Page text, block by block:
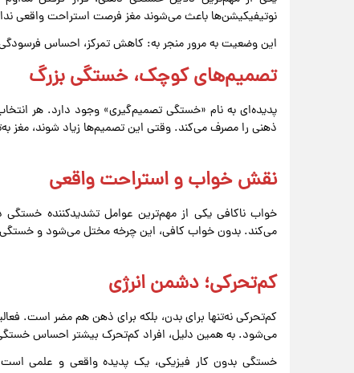
نوتیفیکیشن‌ها باعث می‌شوند مغز فرصت استراحت واقعی
این وضعیت به مرور منجر به: کاهش تمرکز، احساس
تصمیم‌های کوچک، خستگی بزرگ
پدیده‌ای به نام «خستگی تصمیم‌گیری» وجود دارد. هر
ذهنی را مصرف می‌کند. وقتی این تصمیم‌ها زیاد شوند، مغز
نقش خواب و استراحت واقعی
خواب ناکافی یکی از مهم‌ترین عوامل تشدیدکننده
می‌کند. بدون خواب کافی، این چرخه مختل می‌شود و
کم‌تحرکی؛ دشمن انرژی
کم‌تحرکی نه‌تنها برای بدن، بلکه برای ذهن هم مضر است.
می‌شود. به همین دلیل، افراد کم‌تحرک بیشتر احساس
خستگی بدون کار فیزیکی، یک پدیده واقعی و علمی